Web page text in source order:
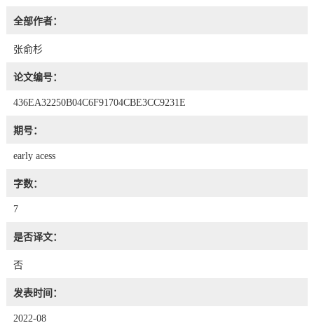
全部作者：
张俞杉
论文编号：
436EA32250B04C6F91704CBE3CC9231E
期号：
early acess
字数：
7
是否译文：
否
发表时间：
2022-08